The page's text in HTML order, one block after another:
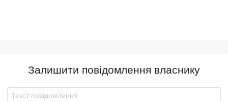
Залишити повідомлення власнику